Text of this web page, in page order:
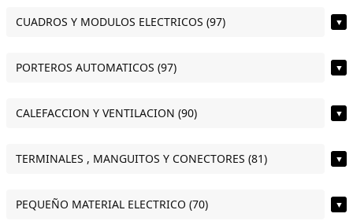
CUADROS Y MODULOS ELECTRICOS (97) ▼
PORTEROS AUTOMATICOS (97) ▼
CALEFACCION Y VENTILACION (90) ▼
TERMINALES , MANGUITOS Y CONECTORES (81) ▼
PEQUEÑO MATERIAL ELECTRICO (70) ▼